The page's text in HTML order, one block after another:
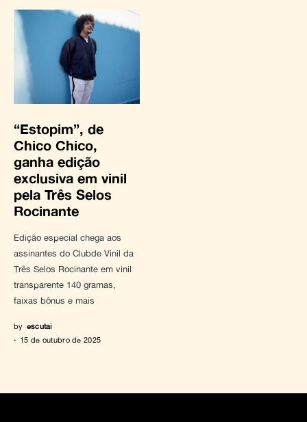
“Estopim”, de
Chico Chico,
ganha edição
exclusiva em vinil
pela Três Selos
Rocinante
Edição especial chega aos
assinantes do Clubde Vinil da
Três Selos Rocinante em vinil
transparente 140 gramas,
faixas bônus e mais
by escutai
15 de outubro de 2025